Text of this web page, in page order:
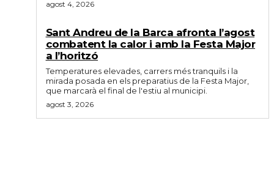
agost 4, 2026
Sant Andreu de la Barca afronta l’agost
combatent la calor i amb la Festa Major
a l’horitzó
Temperatures elevades, carrers més tranquils i la
mirada posada en els preparatius de la Festa Major,
que marcarà el final de l'estiu al municipi.
agost 3, 2026